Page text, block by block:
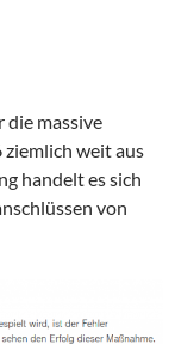
die massive
ziemlich weit aus
handelt es sich
von